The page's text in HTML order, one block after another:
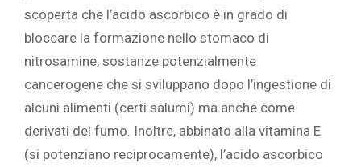
scoperta che l’acido ascorbico è in grado di
bloccare la formazione nello stomaco di
nitrosamine, sostanze potenzialmente
cancerogene che si sviluppano dopo l’ingestione di
alcuni alimenti (certi salumi) ma anche come
derivati del fumo. Inoltre, abbinato alla vitamina E
(si potenziano reciprocamente), l’acido ascorbico